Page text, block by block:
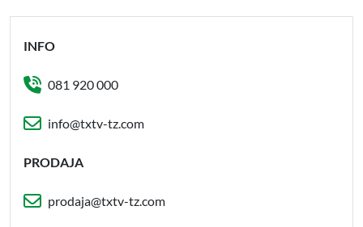
INFO
081 920 000
info@txtv-tz.com
PRODAJA
prodaja@txtv-tz.com